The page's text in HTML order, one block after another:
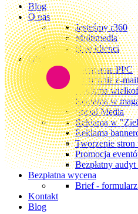
Blog
O nas
Jesteśmy r360
Multimedia
Nasi klienci
Oferta
Kampanie PPC
Kampanie e-
Reklama
Reklama w
Social Media
Reklama w
Reklama
Tworzenie
Promocja
Bezpłatny
Bezpłatna wycena
Brief -
Kontakt
Blog